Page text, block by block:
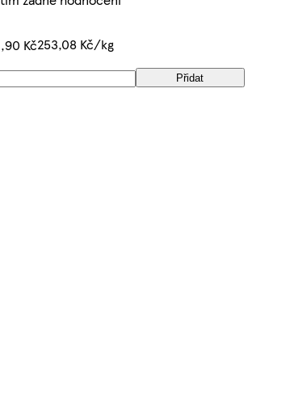
Kč253,08 Kč/kg
Přidat